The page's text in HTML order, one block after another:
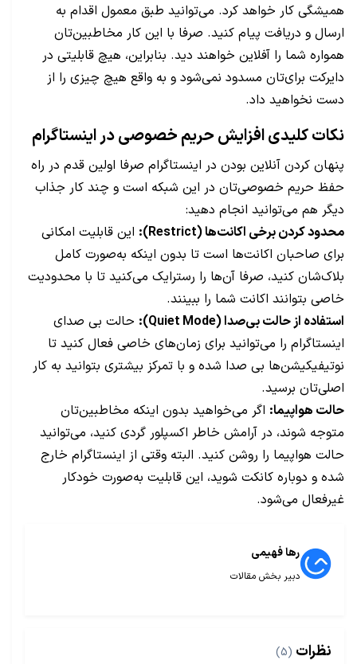
همیشگی کار خواهد کرد. می‌توانید طبق معمول اقدام به
ارسال و دریافت پیام کنید. صرفا با این کار مخاطبین‌تان
همواره شما را آفلاین خواهند دید. بنابراین، هیچ قابلیتی در
دایرکت برای‌تان مسدود نمی‌شود و به واقع هیچ چیزی را از
دست نخواهید داد.
نکات کلیدی افزایش حریم خصوصی در اینستاگرام
پنهان کردن آنلاین بودن در اینستاگرام صرفا اولین قدم در راه
حفظ حریم خصوصی‌تان در این شبکه است و چند کار جذاب
دیگر هم می‌توانید انجام دهید:
محدود کردن برخی اکانت‌ها (Restrict):
این قابلیت امکانی
برای صاحبان اکانت‌ها است تا بدون اینکه به‌صورت کامل
بلاک‌شان کنید، صرفا آن‌ها را رسترایک می‌کنید تا با محدودیت
خاصی بتوانند اکانت شما را ببینند.
استفاده از حالت بی‌صدا (Quiet Mode):
حالت بی صدای
اینستاگرام را می‌توانید برای زمان‌های خاصی فعال کنید تا
نوتیفیکیشن‌ها بی صدا شده و با تمرکز بیشتری بتوانید به کار
اصلی‌تان برسید.
حالت هواپیما: اگر می‌خواهید بدون اینکه مخاطبین‌تان
متوجه شوند، در آرامش خاطر اکسپلور گردی کنید، می‌توانید
حالت هواپیما را روشن کنید. البته وقتی از اینستاگرام خارج
شده و دوباره کانکت شوید، این قابلیت به‌صورت خودکار
غیرفعال می‌شود.
رها فهیمی
دبیر بخش مقالات
نظرات (5)